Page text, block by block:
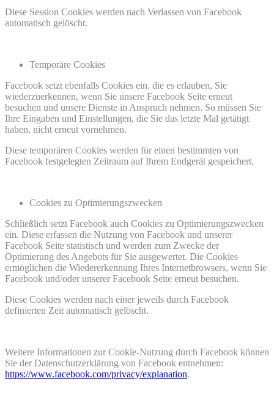
Diese Session Cookies werden nach Verlassen von Facebook
automatisch gelöscht.
Temporäre Cookies
Facebook setzt ebenfalls Cookies ein, die es erlauben, Sie
wiederzuerkennen, wenn Sie unsere Facebook Seite erneut
besuchen und unsere Dienste in Anspruch nehmen. So müssen Sie
Ihre Eingaben und Einstellungen, die Sie das letzte Mal getätigt
haben, nicht erneut vornehmen.
Diese temporären Cookies werden für einen bestimmten von
Facebook festgelegten Zeitraum auf Ihrem Endgerät gespeichert.
Cookies zu Optimierungszwecken
Schließlich setzt Facebook auch Cookies zu Optimierungszwecken
ein. Diese erfassen die Nutzung von Facebook und unserer
Facebook Seite statistisch und werden zum Zwecke der
Optimierung des Angebots für Sie ausgewertet. Die Cookies
ermöglichen die Wiedererkennung Ihres Internetbrowsers, wenn Sie
Facebook und/oder unserer Facebook Seite erneut besuchen.
Diese Cookies werden nach einer jeweils durch Facebook
definierten Zeit automatisch gelöscht.
Weitere Informationen zur Cookie-Nutzung durch Facebook können
Sie der Datenschutzerklärung von Facebook entnehmen:
https://www.facebook.com/privacy/explanation.